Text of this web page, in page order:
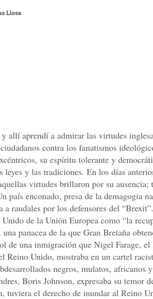
Llosa
allí aprendí a admirar las virtudes
contra los fanatismos
su espíritu tolerante y
leyes y las tradiciones. En los días
virtudes brillaron por su ausencia;
país enconado, presa de la demagogia
raudales por los defensores del
de la Unión Europea como “la
panacea de la que Gran Bretaña
de una inmigración que Nigel Farage,
Reino Unido, mostraba en un cartel
negros, mulatos, africanos
Boris Johnson, expresaba su temor
tuviera el derecho de inundar al Reino